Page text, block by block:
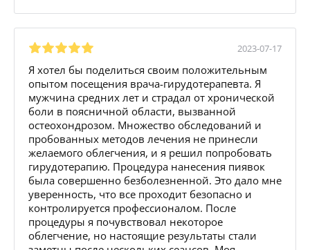
2023-07-17
Я хотел бы поделиться своим положительным
опытом посещения врача-гирудотерапевта. Я
мужчина средних лет и страдал от хронической
боли в поясничной области, вызванной
остеохондрозом. Множество обследований и
пробованных методов лечения не принесли
желаемого облегчения, и я решил попробовать
гирудотерапию. Процедура нанесения пиявок
была совершенно безболезненной. Это дало мне
уверенность, что все проходит безопасно и
контролируется профессионалом. После
процедуры я почувствовал некоторое
облегчение, но настоящие результаты стали